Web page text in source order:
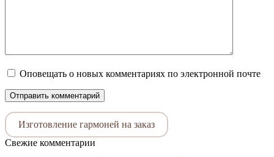
Оповещать о новых комментариях по электронной почте
Изготовление гармоней на заказ
Свежие комментарии